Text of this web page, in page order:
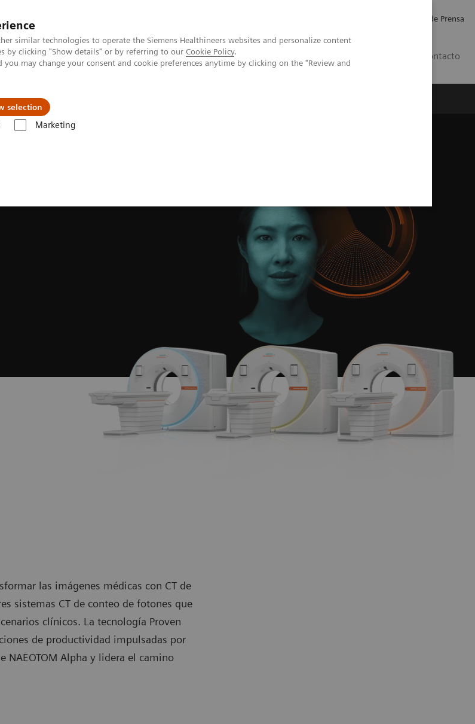
similar technologies to operate the Siemens Healthineers websites and personalize content
by clicking "Show details" or by referring to our Cookie Policy.
may change your consent and cookie preferences anytime by clicking on the "Review and
selection
Marketing
Comunicados de Prensa
Contacto
post venta
las imágenes médicas con CT de
sistemas CT de conteo de fotones que
clínicos. La tecnología Proven
de productividad impulsadas por
NAEOTOM Alpha y lidera el camino